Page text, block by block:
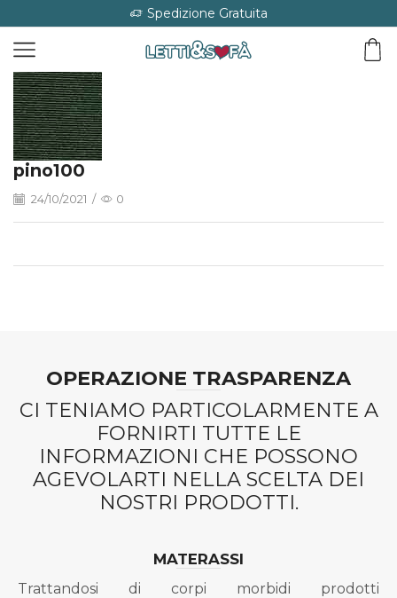
Spedizione Gratuita
pino100
24/10/2021 / 0
OPERAZIONE TRASPARENZA
CI TENIAMO PARTICOLARMENTE A
FORNIRTI TUTTE LE
INFORMAZIONI CHE POSSONO
AGEVOLARTI NELLA SCELTA DEI
NOSTRI PRODOTTI.
MATERASSI
Trattandosi di corpi morbidi prodotti